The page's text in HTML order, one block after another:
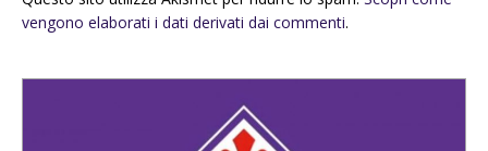
vengono elaborati i dati derivati dai commenti.